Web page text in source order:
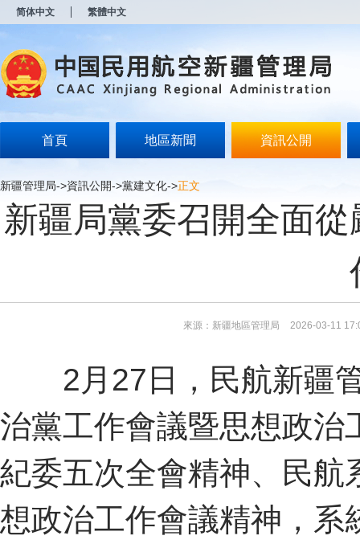
简体中文 繁體中文
首頁 地區新聞 資訊公開
新疆管理局->資訊公開->黨建文化->正文
新疆局黨委召開全面
來源：新疆地區管理局 2026-03-11
2月27日，民航新疆管
治黨工作會議暨思想政治
紀委五次全會精神、民航
想政治工作會議精神，
开
无
障
说
按
Alt
加
波
浪